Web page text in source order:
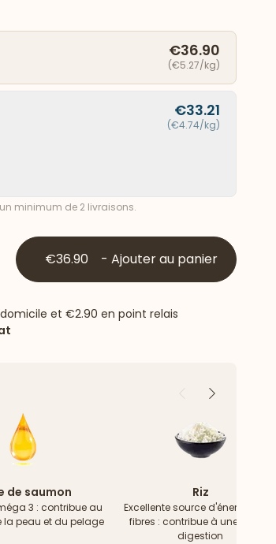
€36.90
(€5.27/kg)
€33.21
(€4.74/kg)
minimum de 2 livraisons.
€36.90 - Ajouter au panier
et €2.90 en point relais
PrécédentSuivant
de saumon
3 : contribue au
la peau et du pelage
Riz
Excellente source d'énergie & de
fibres : contribue à une bonne
digestion